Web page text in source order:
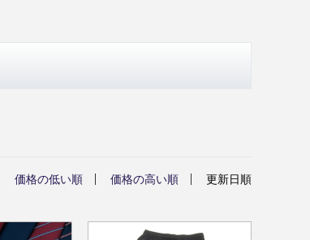
価格の低い順 価格の高い順 更新日順